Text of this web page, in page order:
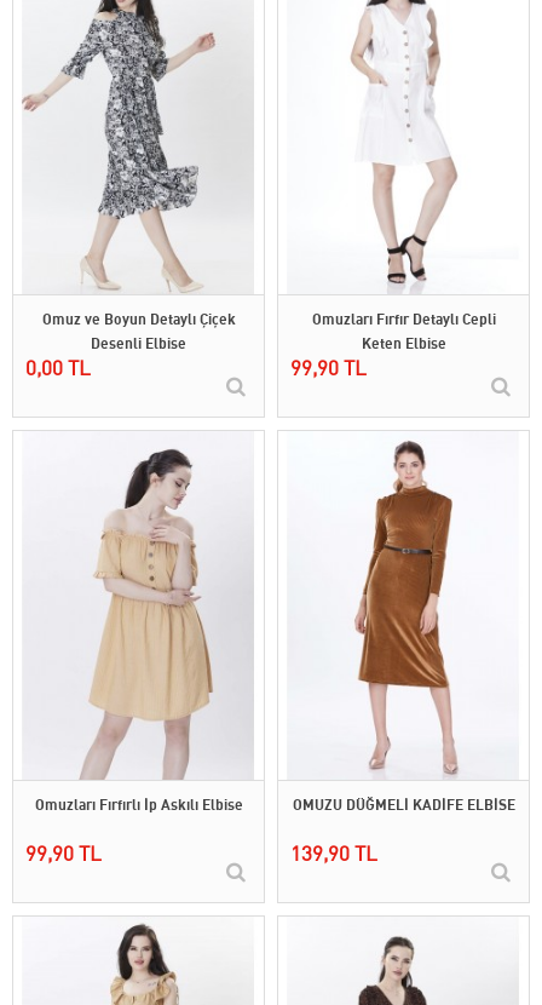
Omuz ve Boyun Detaylı Çiçek
Desenli Elbise
0,00 TL
Omuzları Fırfır Detaylı Cepli
Keten Elbise
99,90 TL
Omuzları Fırfırlı İp Askılı Elbise
99,90 TL
OMUZU DÜĞMELİ KADİFE ELBİSE
139,90 TL